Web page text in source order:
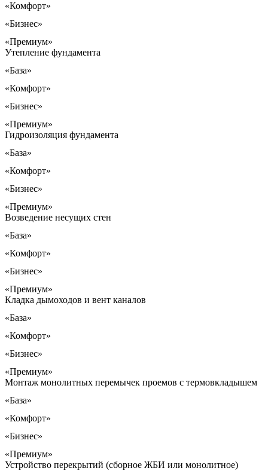
«Комфорт»
«Бизнес»
«Премиум»
Утепление фундамента
«База»
«Комфорт»
«Бизнес»
«Премиум»
Гидроизоляция фундамента
«База»
«Комфорт»
«Бизнес»
«Премиум»
Возведение несущих стен
«База»
«Комфорт»
«Бизнес»
«Премиум»
Кладка дымоходов и вент каналов
«База»
«Комфорт»
«Бизнес»
«Премиум»
Монтаж монолитных перемычек проемов с термовкладышем
«База»
«Комфорт»
«Бизнес»
«Премиум»
Устройство перекрытий (сборное ЖБИ или монолитное)